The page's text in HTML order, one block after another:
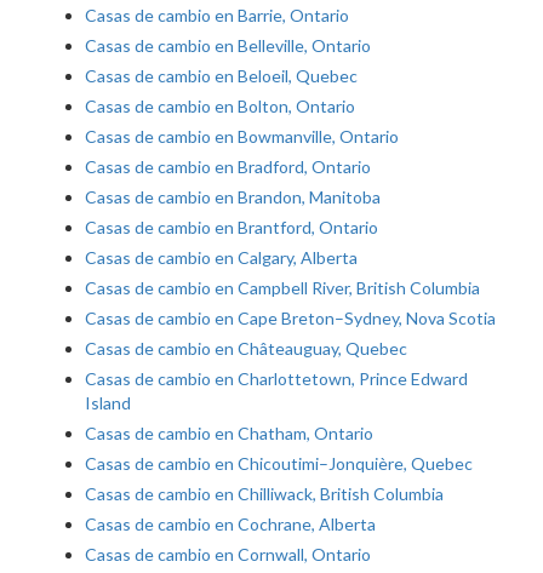
Casas de cambio en Barrie, Ontario
Casas de cambio en Belleville, Ontario
Casas de cambio en Beloeil, Quebec
Casas de cambio en Bolton, Ontario
Casas de cambio en Bowmanville, Ontario
Casas de cambio en Bradford, Ontario
Casas de cambio en Brandon, Manitoba
Casas de cambio en Brantford, Ontario
Casas de cambio en Calgary, Alberta
Casas de cambio en Campbell River, British Columbia
Casas de cambio en Cape Breton–Sydney, Nova Scotia
Casas de cambio en Châteauguay, Quebec
Casas de cambio en Charlottetown, Prince Edward
Island
Casas de cambio en Chatham, Ontario
Casas de cambio en Chicoutimi–Jonquière, Quebec
Casas de cambio en Chilliwack, British Columbia
Casas de cambio en Cochrane, Alberta
Casas de cambio en Cornwall, Ontario